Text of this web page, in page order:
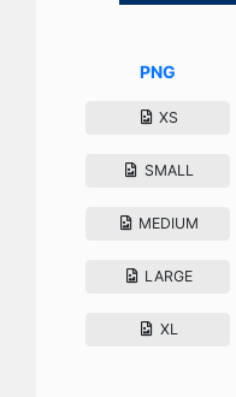
PNG
XS
SMALL
MEDIUM
LARGE
XL